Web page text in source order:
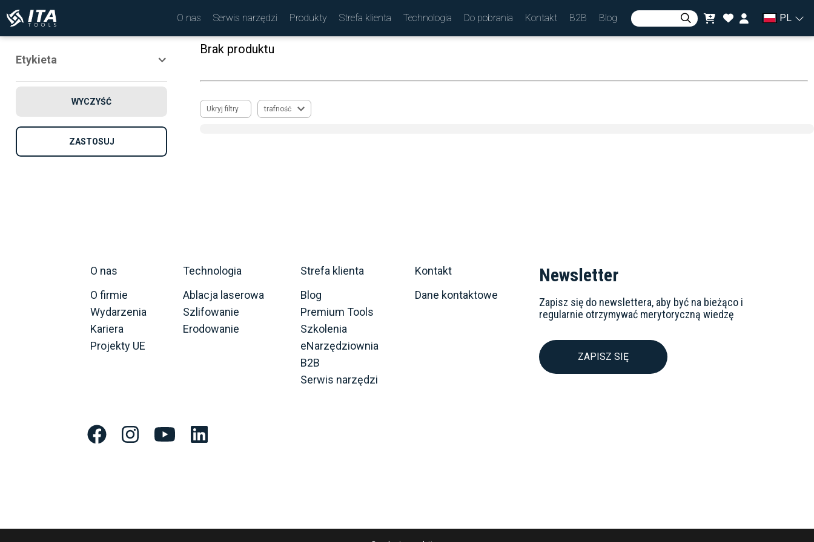
O nas Serwis narzędzi Produkty Strefa klienta Technologia Do pobrania Kontakt B2B Blog PL
Etykieta
Nowość
WYCZYŚĆ
ZASTOSUJ
Brak produktu
Ukryj filtry trafność
O nas
O firmie
Wydarzenia
Kariera
Projekty UE
Technologia
Ablacja laserowa
Szlifowanie
Erodowanie
Strefa klienta
Blog
Premium Tools
Szkolenia
eNarzędziownia
B2B
Serwis narzędzi
Kontakt
Dane kontaktowe
Newsletter
Zapisz się do newslettera, aby być na bieżąco i
regularnie otrzymywać merytoryczną wiedzę
ZAPISZ SIĘ